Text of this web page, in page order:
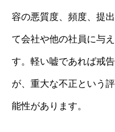
容の悪質度、頻度、提
て会社や他の社員に与
す。軽い嘘であれば戒
が、重大な不正という
能性があります。